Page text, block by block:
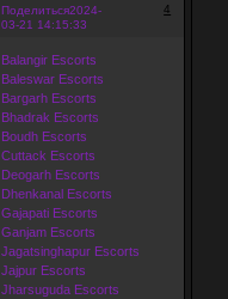
Поделиться 4
2024-
03-21 14:15:33
Balangir Escorts
Baleswar Escorts
Bargarh Escorts
Bhadrak Escorts
Boudh Escorts
Cuttack Escorts
Deogarh Escorts
Dhenkanal Escorts
Gajapati Escorts
Ganjam Escorts
Jagatsinghapur Escorts
Jajpur Escorts
Jharsuguda Escorts